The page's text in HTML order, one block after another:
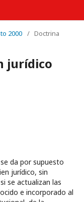
2000 / Doctrina
jurídico
da por supuesto
jurídico, sin
se actualizan las
e incorporado al